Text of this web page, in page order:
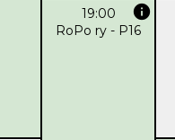
19:00
info
RoPo ry - P16